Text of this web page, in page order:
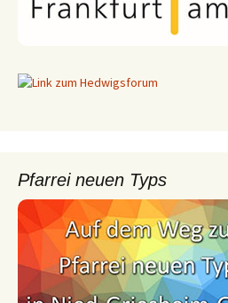
Pfarrei neuen Typs